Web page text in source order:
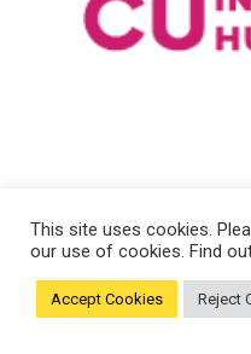
This site uses cookies.
our use of cookies. Find
Accept Cookies Reject